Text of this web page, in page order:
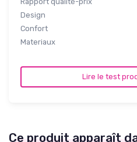
Design
Confort
Materiaux
Lire le test
Ce produit apparaît